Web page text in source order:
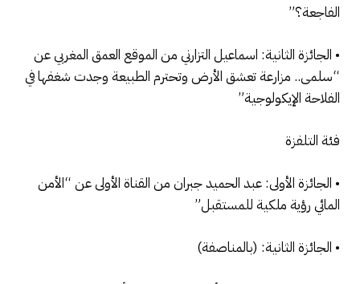
الفاجعة؟”
• الجائزة الثانية: اسماعيل التزارني من الموقع العمق المغربي عن
“سلمى.. مزارعة تعشق الأرض وتحترم الطبيعة وجدت شغفها في
الفلاحة الإيكولوجية”
فئة التلفزة
• الجائزة الأولى: عبد الحميد جبران من القناة الأولى عن “الأمن
المائي رؤية ملكية للمستقبل”
• الجائزة الثانية: (بالمناصفة)